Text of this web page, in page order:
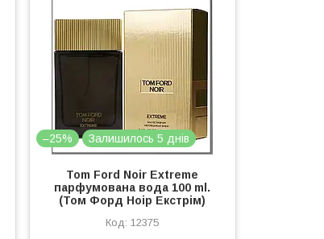
–25% Залишилось 5 днів
Tom Ford Noir Extreme
парфумована вода 100 ml.
(Том Форд Ноір Екстрім)
12375